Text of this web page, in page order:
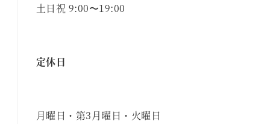
土日祝 9:00〜19:00
定休日
月曜日・第3月曜日・火曜日